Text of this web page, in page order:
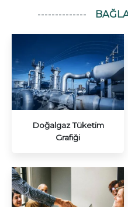
Doğalgaz Tüketim
Grafiği